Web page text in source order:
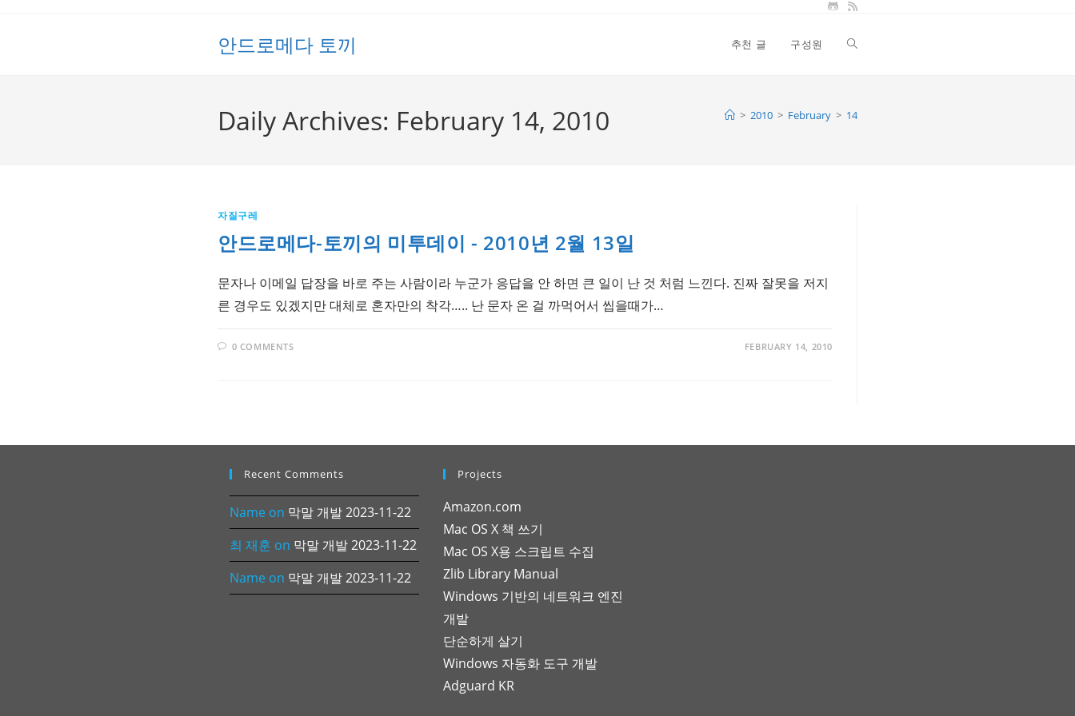
안드로메다 토끼 추천 글 구성원 Toggle
Daily Archives: February 14, 2010 > 2010 > February > 14
자질구레
안드로메다-토끼의 미투데이 - 2010년 2월 13일
문자나 이메일 답장을 바로 주는 사람이라 누군가 응답을 안 하면 큰 일이 난 것 처럼 느낀다. 진짜 잘못을 저지
른 경우도 있겠지만 대체로 혼자만의 착각….. 난 문자 온 걸 까먹어서 씹을때가…
0 COMMENTS FEBRUARY 14, 2010
Recent Comments
Name on 막말 개발 2023-11-22
최 재훈 on 막말 개발 2023-11-22
Name on 막말 개발 2023-11-22
Projects
Amazon.com
Mac OS X 책 쓰기
Mac OS X용 스크립트 수집
Zlib Library Manual
Windows 기반의 네트워크 엔진
개발
단순하게 살기
Windows 자동화 도구 개발
Adguard KR